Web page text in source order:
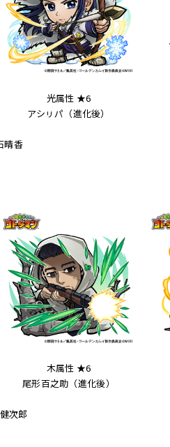
光属性 ★6
アシㇼパ（進化後）
晴香
木属性 ★6
尾形百之助（進化後）
次郎